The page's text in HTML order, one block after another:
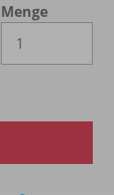
Menge